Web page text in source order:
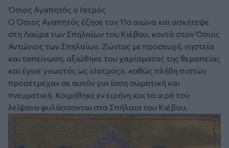
Όσιος Αγαπητός ο Ιατρός
Ο Όσιος Αγαπητός έζησε τον 11ο αιώνα και ασκήτεψε
στη Λαύρα των Σπηλαίων του Κιέβου, κοντά στον Όσιος
Αντώνιος των Σπηλαίων. Ζώντας με προσευχή, νηστεία
και ταπείνωση, αξιώθηκε του χαρίσματος της θεραπείας
και έγινε γνωστός ως «Ιατρός», καθώς πλήθη πιστών
προσέτρεχαν σε αυτόν για ίαση σωματική και
πνευματική. Κοιμήθηκε εν ειρήνη και τα ιερά του
λείψανα φυλάσσονται στα Σπήλαια του Κιέβου.